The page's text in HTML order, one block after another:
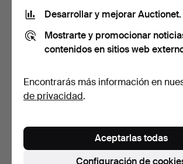
APARADOR, estilo
Gustaviano, City Furnitur…
35 pujas
Un grupo
4 pujas
159 USD
Desarrollar y mejorar Auctionet.
Mostrarte y promocionar
contenidos en sitios web
Encontrarás más información en
de privacidad.
Configuración de
Aceptarlas todas